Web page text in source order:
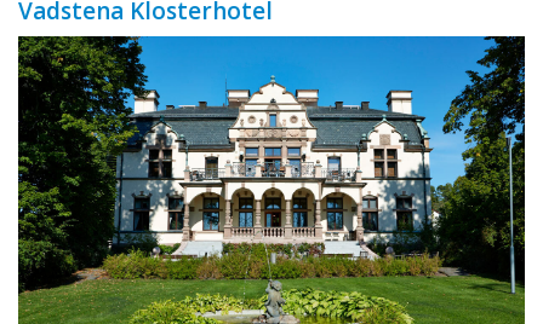
Vadstena Klosterhotel